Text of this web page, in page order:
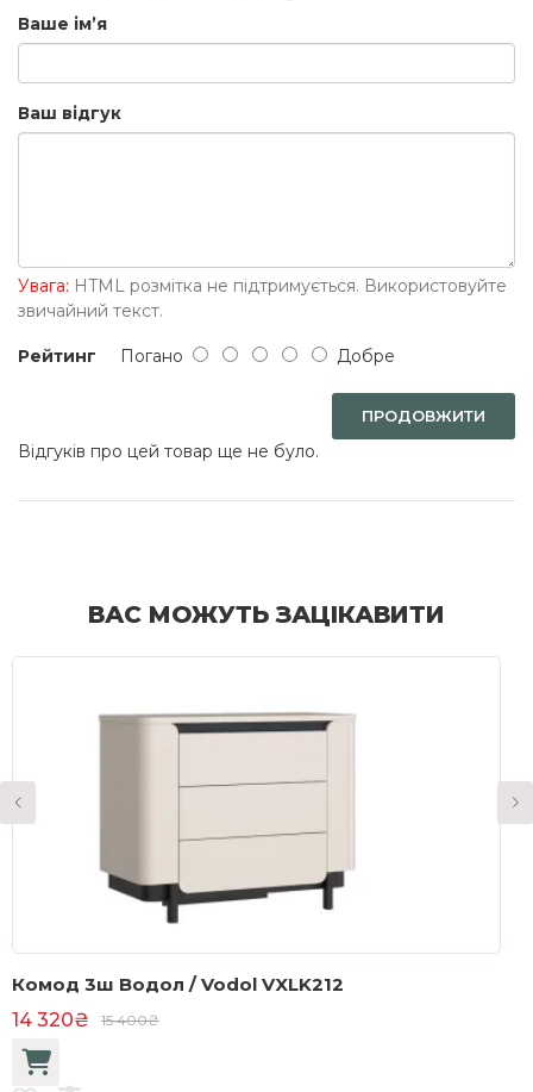
Ваше ім’я
Ваш відгук
Увага: HTML розмітка не підтримується. Використовуйте
звичайний текст.
Рейтинг Погано Добре
ПРОДОВЖИТИ
Відгуків про цей товар ще не було.
ВАС МОЖУТЬ ЗАЦІКАВИТИ
Комод 3ш Водол / Vodol VXLK212
14 320₴
15 400₴